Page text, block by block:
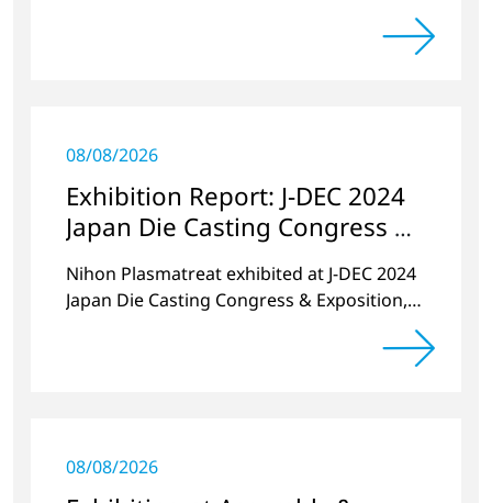
08/08/2026
Exhibition Report: J-DEC 2024
Japan Die Casting Congress &
Exposition
Nihon Plasmatreat exhibited at J-DEC 2024
Japan Die Casting Congress & Exposition,
08/08/2026